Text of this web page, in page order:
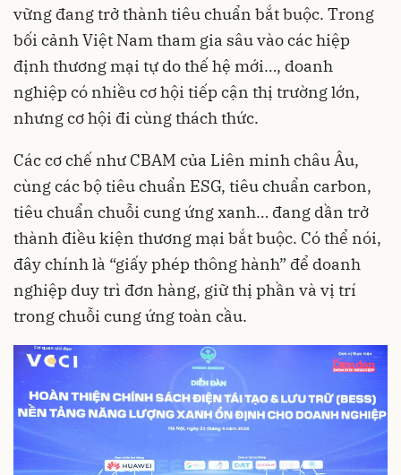
vững đang trở thành tiêu chuẩn bắt buộc. Trong
bối cảnh Việt Nam tham gia sâu vào các hiệp
định thương mại tự do thế hệ mới…, doanh
nghiệp có nhiều cơ hội tiếp cận thị trường lớn,
nhưng cơ hội đi cùng thách thức.
Các cơ chế như CBAM của Liên minh châu Âu,
cùng các bộ tiêu chuẩn ESG, tiêu chuẩn carbon,
tiêu chuẩn chuỗi cung ứng xanh… đang dần trở
thành điều kiện thương mại bắt buộc. Có thể nói,
đây chính là “giấy phép thông hành” để doanh
nghiệp duy trì đơn hàng, giữ thị phần và vị trí
trong chuỗi cung ứng toàn cầu.